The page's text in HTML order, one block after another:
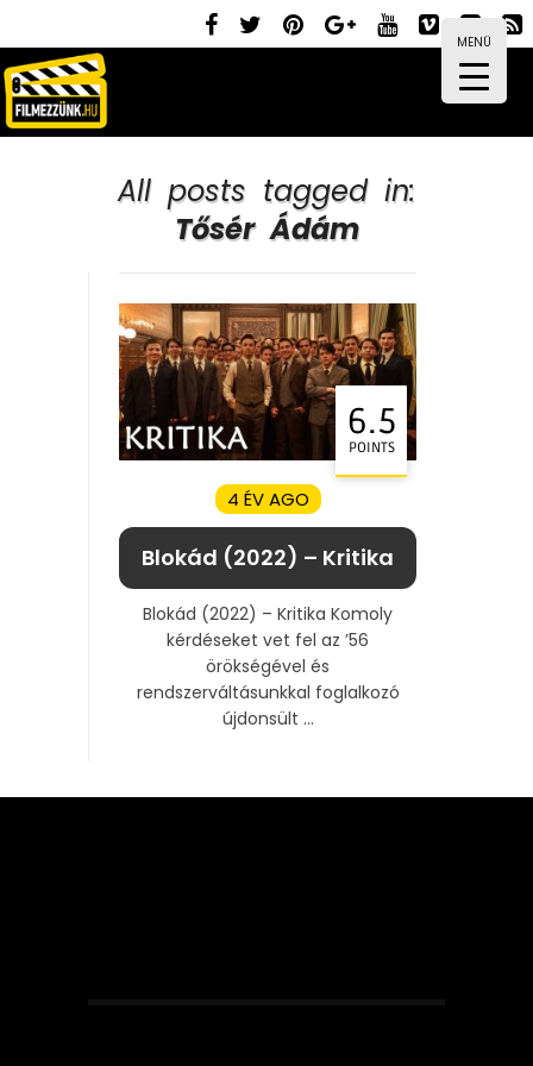
MENÜ
All posts tagged in:
Tősér Ádám
6.5
POINTS
4 ÉV AGO
Blokád (2022) – Kritika
Blokád (2022) – Kritika Komoly
kérdéseket vet fel az ’56
örökségével és
rendszerváltásunkkal foglalkozó
újdonsült ...